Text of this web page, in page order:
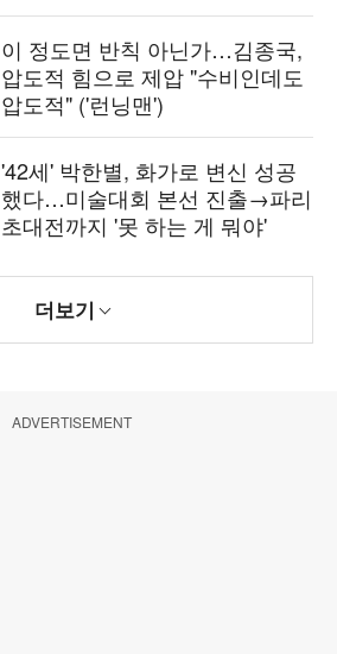
이 정도면 반칙 아닌가…김종국,
압도적 힘으로 제압 "수비인데도
압도적" ('런닝맨')
'42세' 박한별, 화가로 변신 성공
했다…미술대회 본선 진출→파리
초대전까지 '못 하는 게 뭐야'
더보기
ADVERTISEMENT